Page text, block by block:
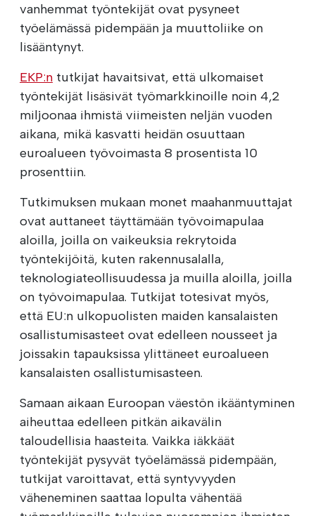
vanhemmat työntekijät ovat pysyneet
työelämässä pidempään ja muuttoliike on
lisääntynyt.
EKP:n tutkijat havaitsivat, että ulkomaiset
työntekijät lisäsivät työmarkkinoille noin 4,2
miljoonaa ihmistä viimeisten neljän vuoden
aikana, mikä kasvatti heidän osuuttaan
euroalueen työvoimasta 8 prosentista 10
prosenttiin.
Tutkimuksen mukaan monet maahanmuuttajat
ovat auttaneet täyttämään työvoimapulaa
aloilla, joilla on vaikeuksia rekrytoida
työntekijöitä, kuten rakennusalalla,
teknologiateollisuudessa ja muilla aloilla, joilla
on työvoimapulaa. Tutkijat totesivat myös,
että EU:n ulkopuolisten maiden kansalaisten
osallistumisasteet ovat edelleen nousseet ja
joissakin tapauksissa ylittäneet euroalueen
kansalaisten osallistumisasteen.
Samaan aikaan Euroopan väestön ikääntyminen
aiheuttaa edelleen pitkän aikavälin
taloudellisia haasteita. Vaikka iäkkäät
työntekijät pysyvät työelämässä pidempään,
tutkijat varoittavat, että syntyvyyden
väheneminen saattaa lopulta vähentää